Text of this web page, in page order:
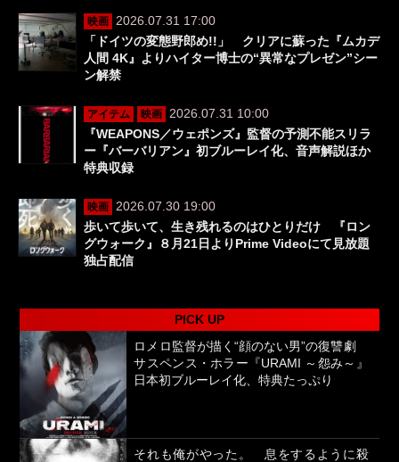
映画
2026.07.31 17:00
「ドイツの変態野郎め!!」 クリアに蘇った『ムカデ
人間 4K』よりハイター博士の“異常なプレゼン”シー
ン解禁
アイテム 映画
2026.07.31 10:00
『WEAPONS／ウェポンズ』監督の予測不能スリラ
ー『バーバリアン』初ブルーレイ化、音声解説ほか
特典収録
映画
2026.07.30 19:00
歩いて歩いて、生き残れるのはひとりだけ 『ロン
グウォーク』８月21日よりPrime Videoにて見放題
独占配信
PICK UP
ロメロ監督が描く“顔のない男”の復讐劇
サスペンス・ホラー『URAMI ～怨み～』
日本初ブルーレイ化、特典たっぷり
それも俺がやった。 息をするように殺